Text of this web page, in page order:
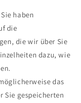
haben
die
die wir über Sie
dazu, wie
das
Sie gespeicherten